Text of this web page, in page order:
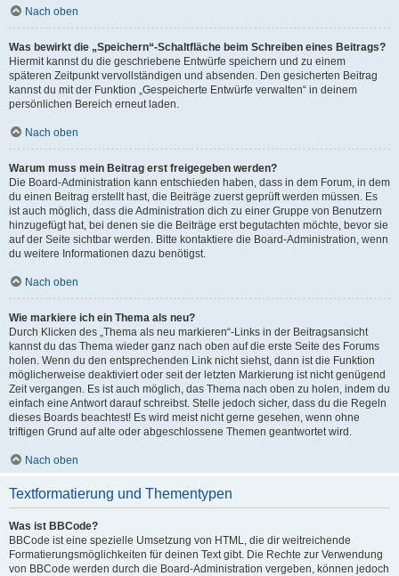
Nach oben
Was bewirkt die „Speichern“-Schaltfläche beim Schreiben eines Beitrags?
Hiermit kannst du die geschriebene Entwürfe speichern und zu einem
späteren Zeitpunkt vervollständigen und absenden. Den gesicherten Beitrag
kannst du mit der Funktion „Gespeicherte Entwürfe verwalten“ in deinem
persönlichen Bereich erneut laden.
Nach oben
Warum muss mein Beitrag erst freigegeben werden?
Die Board-Administration kann entschieden haben, dass in dem Forum, in dem
du einen Beitrag erstellt hast, die Beiträge zuerst geprüft werden müssen. Es
ist auch möglich, dass die Administration dich zu einer Gruppe von Benutzern
hinzugefügt hat, bei denen sie die Beiträge erst begutachten möchte, bevor sie
auf der Seite sichtbar werden. Bitte kontaktiere die Board-Administration, wenn
du weitere Informationen dazu benötigst.
Nach oben
Wie markiere ich ein Thema als neu?
Durch Klicken des „Thema als neu markieren“-Links in der Beitragsansicht
kannst du das Thema wieder ganz nach oben auf die erste Seite des Forums
holen. Wenn du den entsprechenden Link nicht siehst, dann ist die Funktion
möglicherweise deaktiviert oder seit der letzten Markierung ist nicht genügend
Zeit vergangen. Es ist auch möglich, das Thema nach oben zu holen, indem du
einfach eine Antwort darauf schreibst. Stelle jedoch sicher, dass du die Regeln
dieses Boards beachtest! Es wird meist nicht gerne gesehen, wenn ohne
triftigen Grund auf alte oder abgeschlossene Themen geantwortet wird.
Nach oben
Textformatierung und Thementypen
Was ist BBCode?
BBCode ist eine spezielle Umsetzung von HTML, die dir weitreichende
Formatierungsmöglichkeiten für deinen Text gibt. Die Rechte zur Verwendung
von BBCode werden durch die Board-Administration vergeben, können jedoch